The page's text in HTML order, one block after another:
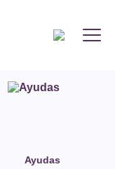
Ayudas